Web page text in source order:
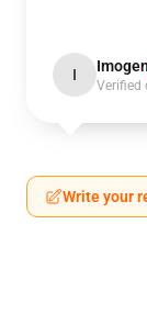
I Imogen
Verified
Write your